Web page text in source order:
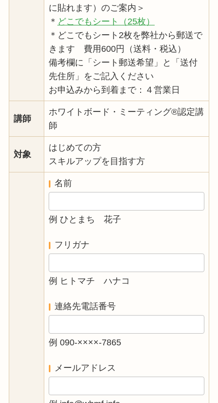
に貼れます）のご案内＞
＊ どこでもシート（25枚）
＊どこでもシート2枚を弊社から郵送で
きます 費用600円（送料・税込）
備考欄に「シート郵送希望」と「送付
先住所」をご記入ください
お申込みから到着まで：４営業日
講師
ホワイトボード・ミーティング®認定講
師
対象
はじめての方
スキルアップを目指す方
名前
例 ひとまち 花子
フリガナ
例 ヒトマチ ハナコ
連絡先電話番号
例 090-××××-7865
メールアドレス